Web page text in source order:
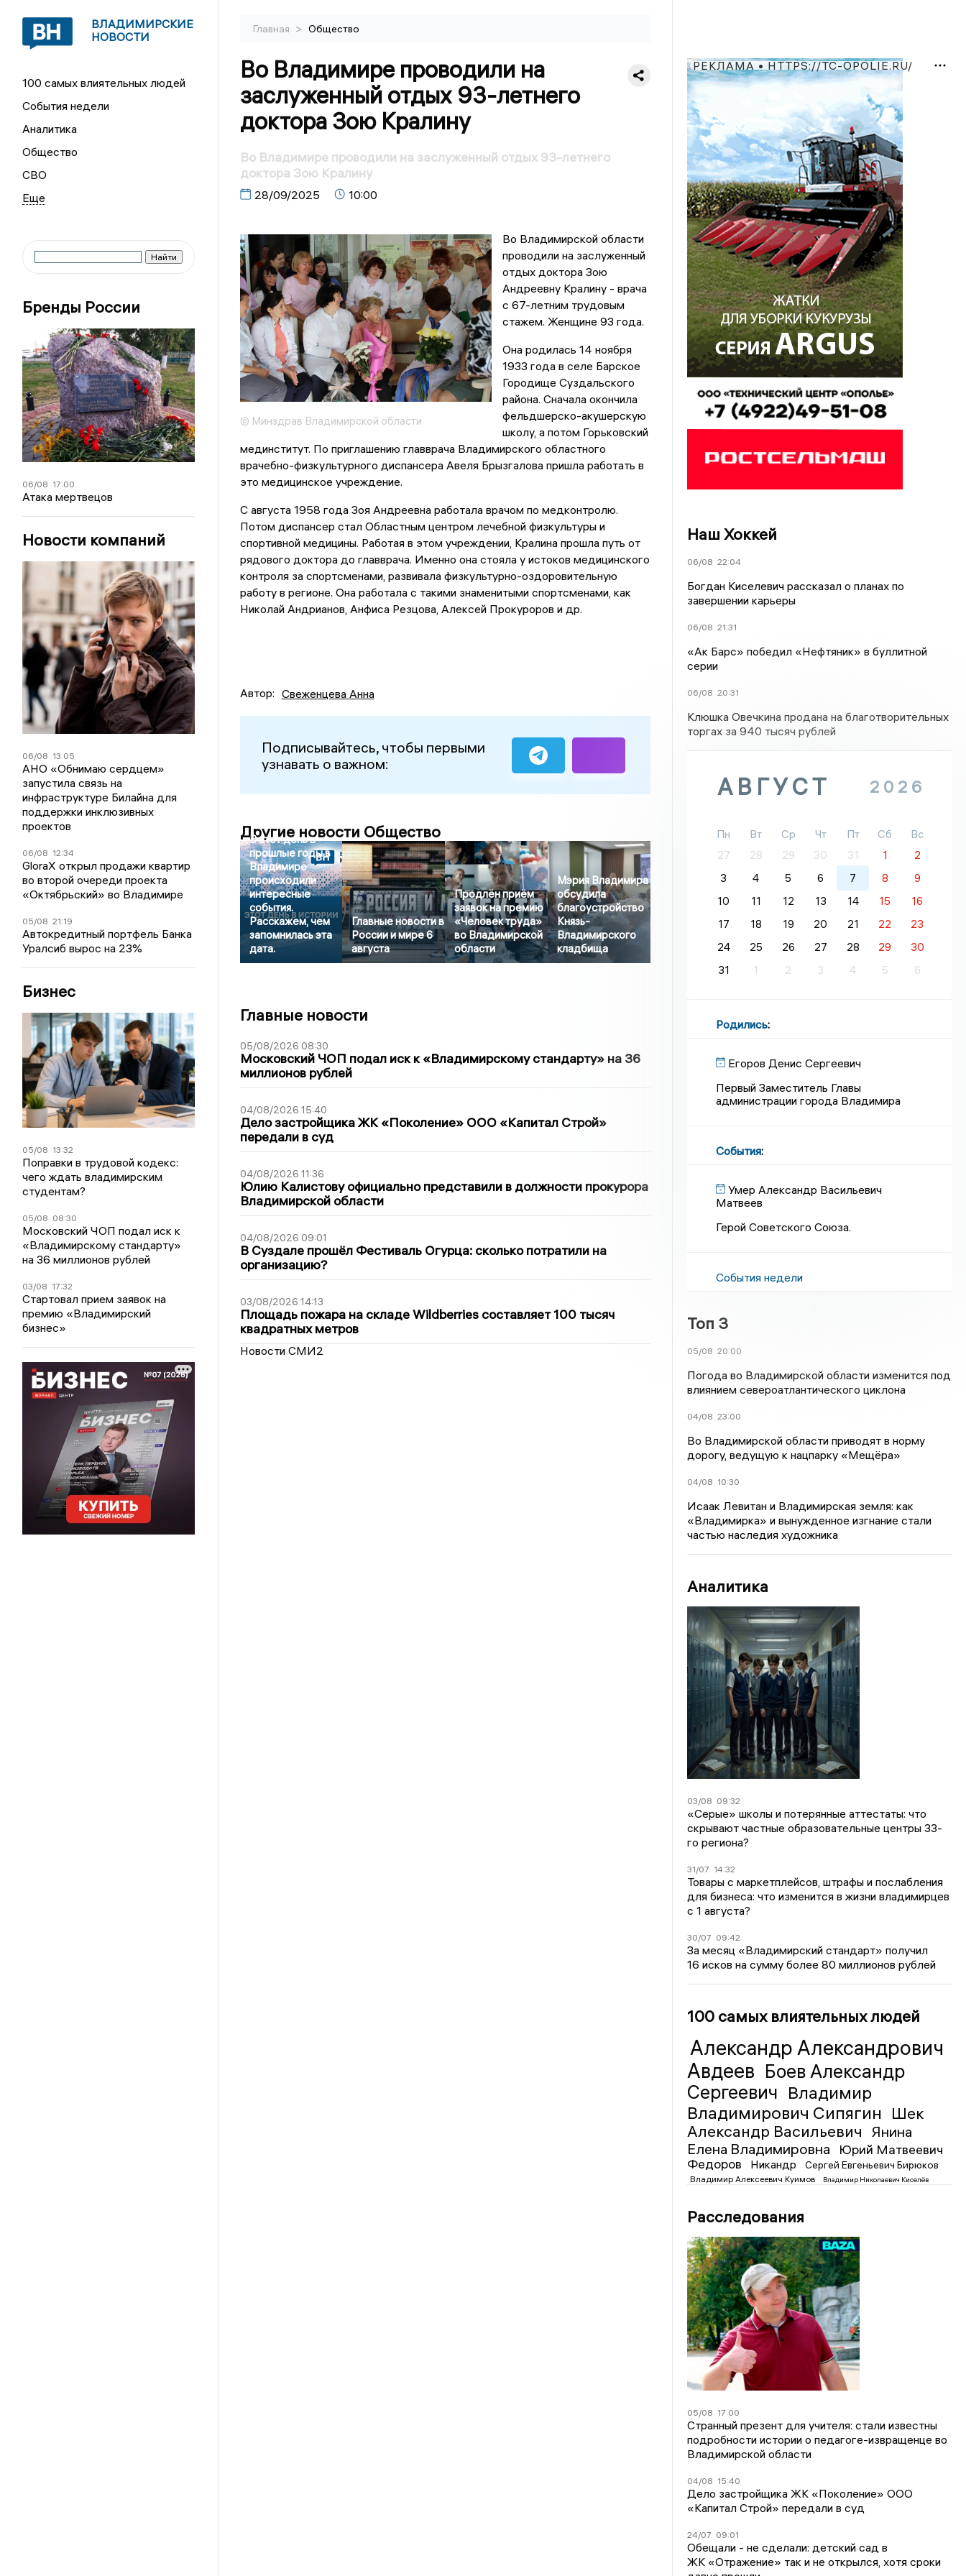
ВЛАДИМИРСКИЕ
НОВОСТИ
100 самых влиятельных людей
События недели
Аналитика
Общество
СВО
Бренды России
06/08 17:00
Атака мертвецов
Новости компаний
06/08 13:05
АНО «Обнимаю сердцем»
запустила связь на
инфраструктуре Билайна для
поддержки инклюзивных
проектов
06/08 12:34
GloraX открыл продажи квартир
во второй очереди проекта
«Октябрьский» во Владимире
05/08 21:19
Автокредитный портфель Банка
Уралсиб вырос на 23%
Бизнес
05/08 13:32
Поправки в трудовой кодекс:
чего ждать владимирским
студентам?
05/08 08:30
Московский ЧОП подал иск к
«Владимирскому стандарту»
на 36 миллионов рублей
03/08 17:32
Стартовал прием заявок на
премию «Владимирский
бизнес»
Главная > Общество
Во Владимире проводили на
заслуженный отдых 93-летнего
доктора Зою Кралину
Во Владимире проводили на заслуженный отдых 93-летнего
доктора Зою Кралину
28/09/2025 10:00
© Минздрав Владимирской области
Во Владимирской области
проводили на заслуженный
отдых доктора Зою
Андреевну Кралину - врача
с 67-летним трудовым
стажем. Женщине 93 года.
Она родилась 14 ноября
1933 года в селе Барское
Городище Суздальского
района. Сначала окончила
фельдшерско-акушерскую
школу, а потом Горьковский
мединститут. По приглашению главврача Владимирского областного
врачебно-физкультурного диспансера Авеля Брызгалова пришла работать в
это медицинское учреждение.
С августа 1958 года Зоя Андреевна работала врачом по медконтролю.
Потом диспансер стал Областным центром лечебной физкультуры и
спортивной медицины. Работая в этом учреждении, Кралина прошла путь от
рядового доктора до главврача. Именно она стояла у истоков медицинского
контроля за спортсменами, развивала физкультурно-оздоровительную
работу в регионе. Она работала с такими знаменитыми спортсменами, как
Николай Андрианов, Анфиса Резцова, Алексей Прокуроров и др.
Автор: Свеженцева Анна
Подписывайтесь, чтобы первыми
узнавать о важном:
Другие новости Общество
В этот день в
прошлые годы в
Владимире
происходили
интересные
события.
Расскажем, чем
запомнилась эта
дата.
Главные новости в
России и мире 6
августа
Продлён приём
заявок на премию
«Человек труда»
во Владимирской
области
Мэрия Владимира
обсудила
благоустройство
Князь-
Владимирского
кладбища
Главные новости
05/08/2026 08:30
Московский ЧОП подал иск к «Владимирскому стандарту» на 36
миллионов рублей
04/08/2026 15:40
Дело застройщика ЖК «Поколение» ООО «Капитал Строй»
передали в суд
04/08/2026 11:36
Юлию Калистову официально представили в должности прокурора
Владимирской области
04/08/2026 09:01
В Суздале прошёл Фестиваль Огурца: сколько потратили на
организацию?
03/08/2026 14:13
Площадь пожара на складе Wildberries составляет 100 тысяч
квадратных метров
Новости СМИ2
РЕКЛАМА • HTTPS://TC-OPOLIE.RU/
Наш Хоккей
06/08 22:04
Богдан Киселевич рассказал о планах по
завершении карьеры
06/08 21:31
«Ак Барс» победил «Нефтяник» в буллитной
серии
06/08 20:31
Клюшка Овечкина продана на благотворительных
торгах за 940 тысяч рублей
АВГУСТ 2026
Пн Вт Ср Чт Пт Сб
Вс
27
28 29 30 31 1
2
3
4 5 6 7 8
9
10
11 12 13 14 15
16
17
18 19 20 21 22
23
24
25 26 27 28 29
30
31
1 2 3 4 5 6
Родились:
Егоров Денис Сергеевич
Первый Заместитель Главы
администрации города Владимира
События:
Умер Александр Васильевич
Матвеев
Герой Советского Союза.
События недели
Топ 3
05/08 20:00
Погода во Владимирской области изменится под
влиянием североатлантического циклона
04/08 23:00
Во Владимирской области приводят в норму
дорогу, ведущую к нацпарку «Мещёра»
04/08 10:30
Исаак Левитан и Владимирская земля: как
«Владимирка» и вынужденное изгнание стали
частью наследия художника
Аналитика
03/08 09:32
«Серые» школы и потерянные аттестаты: что
скрывают частные образовательные центры 33-
го региона?
31/07 14:32
Товары с маркетплейсов, штрафы и послабления
для бизнеса: что изменится в жизни владимирцев
с 1 августа?
30/07 09:42
За месяц «Владимирский стандарт» получил
16 исков на сумму более 80 миллионов рублей
100 самых влиятельных людей
Александр Александрович
Авдеев Боев Александр
Сергеевич Владимир
Владимирович Сипягин Шек
Александр Васильевич
Янина
Елена Владимировна
Юрий Матвеевич
Федоров
Никандр Сергей Евгеньевич Бирюков
Владимир Алексеевич Куимов Владимир Николаевич Киселёв
Расследования
05/08 17:00
Странный презент для учителя: стали известны
подробности истории о педагоге-извращенце во
Владимирской области
04/08 15:40
Дело застройщика ЖК «Поколение» ООО
«Капитал Строй» передали в суд
24/07 09:01
Обещали - не сделали: детский сад в
ЖК «Отражение» так и не открылся, хотя сроки